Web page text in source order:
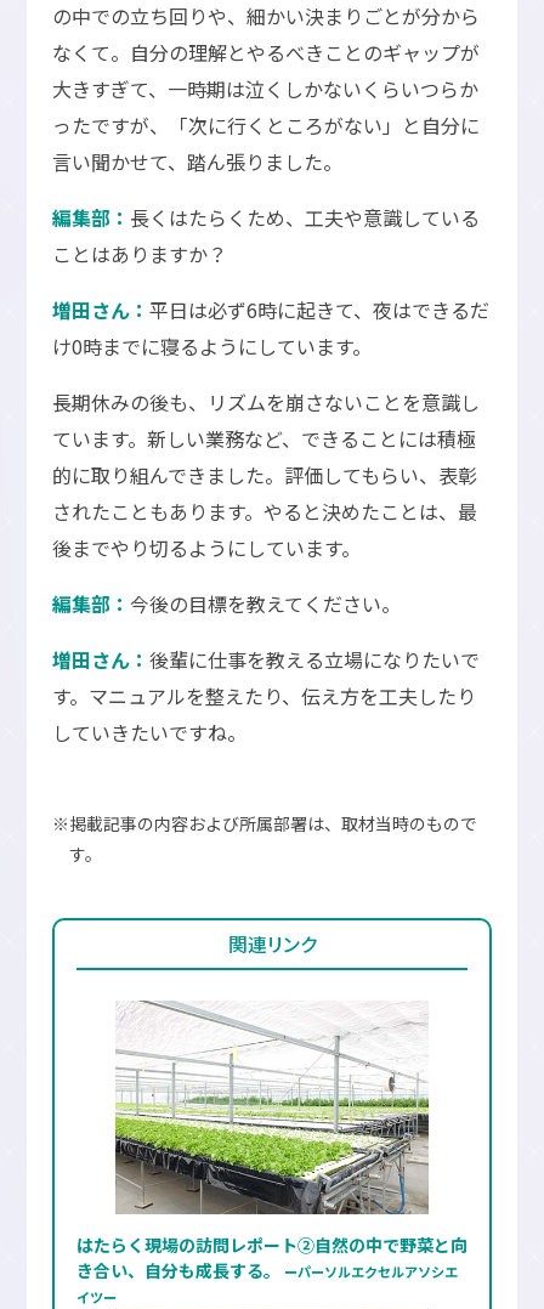
の中での立ち回りや、細かい決まりごとが分から
なくて。自分の理解とやるべきことのギャップが
大きすぎて、一時期は泣くしかないくらいつらか
ったですが、「次に行くところがない」と自分に
言い聞かせて、踏ん張りました。
編集部： 長くはたらくため、工夫や意識している
ことはありますか？
増田さん： 平日は必ず6時に起きて、夜はできるだ
け0時までに寝るようにしています。
長期休みの後も、リズムを崩さないことを意識し
ています。新しい業務など、できることには積極
的に取り組んできました。評価してもらい、表彰
されたこともあります。やると決めたことは、最
後までやり切るようにしています。
編集部： 今後の目標を教えてください。
増田さん： 後輩に仕事を教える立場になりたいで
す。マニュアルを整えたり、伝え方を工夫したり
していきたいですね。
※掲載記事の内容および所属部署は、取材当時のもので
す。
関連リンク
はたらく現場の訪問レポート②⾃然の中で野菜と向
き合い、⾃分も成⻑する。
ーパーソルエクセルアソシエ
イツー